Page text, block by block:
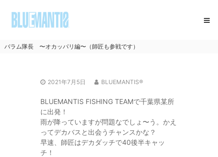
ツ
BLUEMANTIS
バラム隊長 〜オカッパリ編〜（師匠も参戦です）
2021年7月5日 BLUEMANTIS®
BLUEMANTIS FISHING TEAMで千葉県某所
に出発！
雨が降っていますが問題なでしょ〜う。かえ
ってデカバスと出会うチャンスかな？
早速、師匠はデカダッチで40後半キャッ
チ！